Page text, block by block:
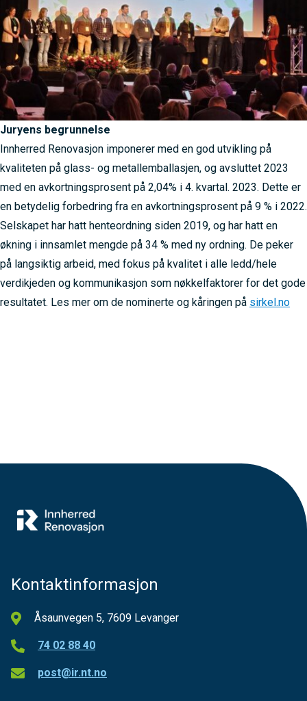
Juryens begrunnelse
Innherred Renovasjon imponerer med en god utvikling på
kvaliteten på glass- og metallemballasjen, og avsluttet 2023
med en avkortningsprosent på 2,04% i 4. kvartal. 2023. Dette er
en betydelig forbedring fra en avkortningsprosent på 9 % i 2022.
Selskapet har hatt henteordning siden 2019, og har hatt en
økning i innsamlet mengde på 34 % med ny ordning. De peker
på langsiktig arbeid, med fokus på kvalitet i alle ledd/hele
verdikjeden og kommunikasjon som nøkkelfaktorer for det gode
resultatet. Les mer om de nominerte og kåringen på sirkel.no
Kontaktinformasjon
Åsaunvegen 5, 7609 Levanger
74 02 88 40
post@ir.nt.no